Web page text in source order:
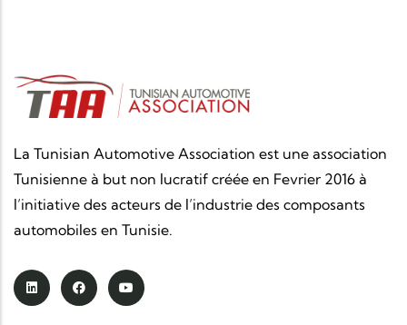
La Tunisian Automotive Association est une association
Tunisienne à but non lucratif créée en Fevrier 2016 à
l’initiative des acteurs de l’industrie des composants
automobiles en Tunisie.